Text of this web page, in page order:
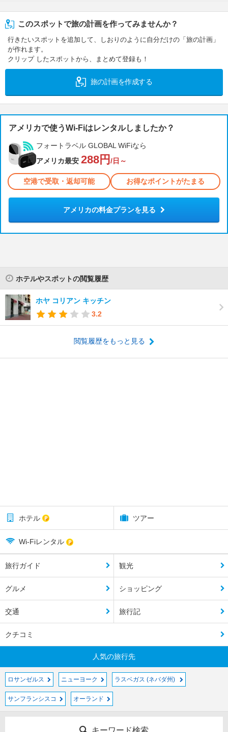
このスポットで旅の計画を作ってみませんか？
行きたいスポットを追加して、しおりのように自分だけの「旅の計画」
が作れます。
クリップ したスポットから、まとめて登録も！
旅の計画を作成する
アメリカで使うWi-Fiはレンタルしましたか？
フォートラベル GLOBAL WiFiなら
アメリカ最安 288円 /日～
空港で受取・返却可能 お得なポイントがたまる
アメリカの料金プランを見る
ホテルやスポットの閲覧履歴
ホヤ コリアン キッチン
3.2
閲覧履歴をもっと見る
ホテル ツアー
Wi-Fiレンタル
旅行ガイド 観光
グルメ ショッピング
交通 旅行記
クチコミ
人気の旅行先
ロサンゼルス ニューヨーク ラスベガス (ネバダ州)
サンフランシスコ オーランド